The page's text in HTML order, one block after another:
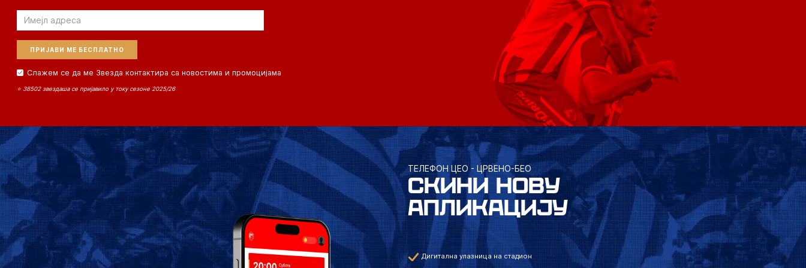
Email
Слажем се да ме Звезда контактира са новостима и промоцијама
⭐ 38502 звездаша се пријавило у току сезоне 2025/26
ТЕЛЕФОН ЦЕО - ЦРВЕНО-БЕО
СКИНИ НОВУ
АПЛИКАЦИЈУ
Дигитална улазница на стадион